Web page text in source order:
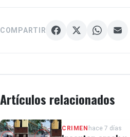
COMPARTIR
Artículos relacionados
CRIMEN hace 7 días